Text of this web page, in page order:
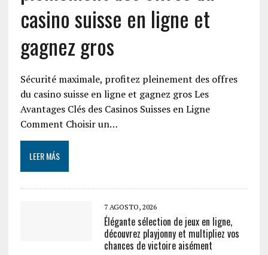
casino suisse en ligne et
gagnez gros
Sécurité maximale, profitez pleinement des offres
du casino suisse en ligne et gagnez gros Les
Avantages Clés des Casinos Suisses en Ligne
Comment Choisir un…
LEER MÁS
7 AGOSTO, 2026
Élégante sélection de jeux en ligne,
découvrez playjonny et multipliez vos
chances de victoire aisément